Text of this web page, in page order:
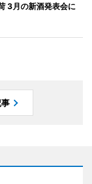
3月の新酒発表会に